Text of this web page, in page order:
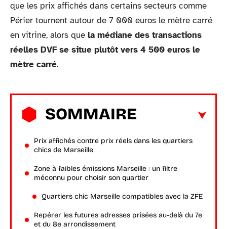
que les prix affichés dans certains secteurs comme
Périer tournent autour de 7 000 euros le mètre carré
en vitrine, alors que la médiane des transactions
réelles DVF se situe plutôt vers 4 500 euros le
mètre carré.
SOMMAIRE
Prix affichés contre prix réels dans les quartiers
chics de Marseille
Zone à faibles émissions Marseille : un filtre
méconnu pour choisir son quartier
Quartiers chic Marseille compatibles avec la ZFE
Repérer les futures adresses prisées au-delà du 7e
et du 8e arrondissement